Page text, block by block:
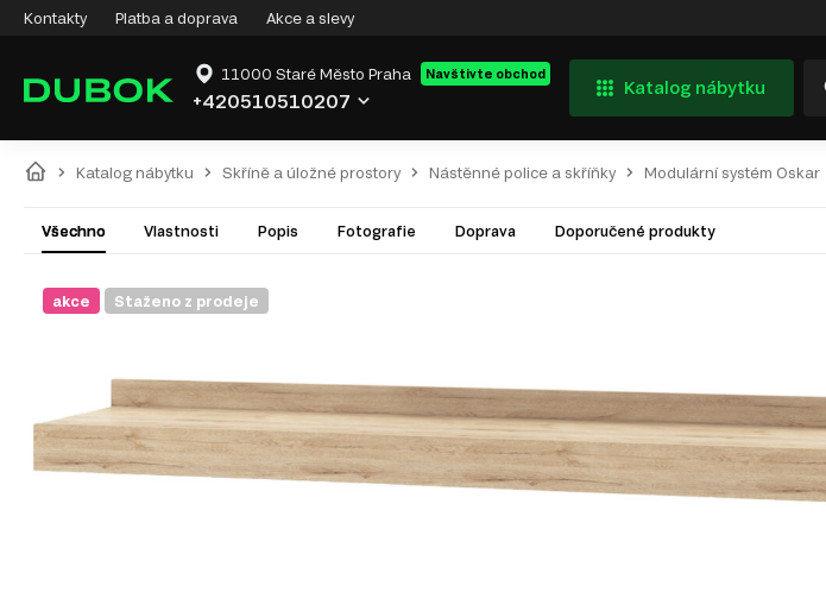
Kontakty Platba a doprava Akce a slevy
11000 Staré Město Praha Navštivte obchod
+420510510207
Katalog nábytku
Katalog nábytku Skříně a úložné prostory Nástěnné police a skříňky Modulární systém Oskar
Všechno Vlastnosti Popis Fotografie Doprava Doporučené produkty
akce Staženo z prodeje